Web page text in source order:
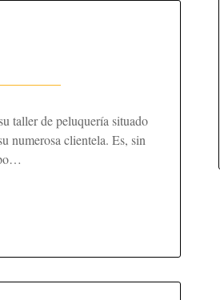
taller de peluquería situado
numerosa clientela. Es, sin